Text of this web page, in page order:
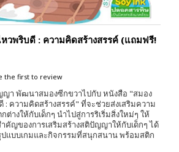
วพริบดี : ความคิดสร้างสรรค์ (แถมฟรี!
the first to review
ญา พัฒนาสมองซีกขวาไปกับ หนังสือ "สมอง
: ความคิดสร้างสรรค์" ที่จะช่วยส่งเสริมความ
างให้กับเด็กๆ นำไปสู่การริเริ่มสิ่งใหม่ๆ ให้
คัญของการเสริมสร้างสติปัญญาให้กับเด็กๆ ได้
ปแบบเกมและกิจกรรมที่สนุกสนาน พร้อมสติก